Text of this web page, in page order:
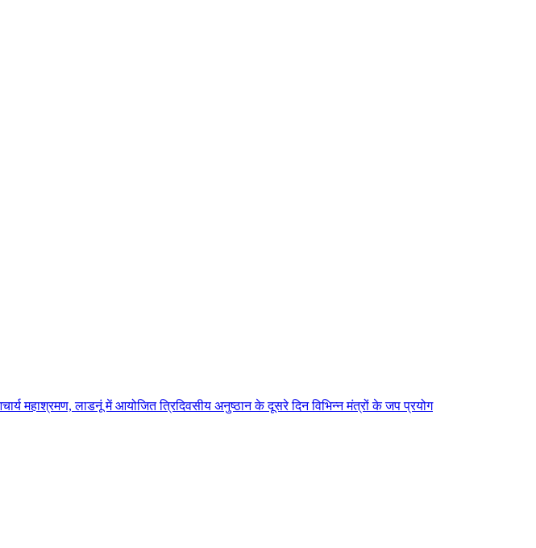
महाश्रमण, लाडनूं में आयोजित त्रिदिवसीय अनुष्ठान के दूसरे दिन विभिन्न मंत्रों के जप प्रयोग